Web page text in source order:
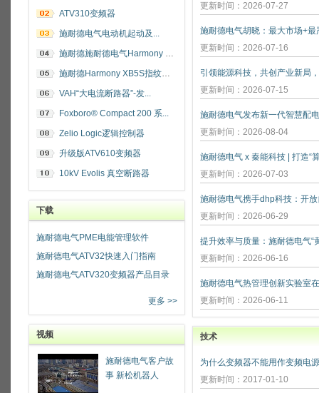
ATV310变频器
施耐德电气电动机起动及...
施耐德施耐德电气Harmony 指纹开关
施耐德Harmony XB5S指纹识别开关
VAH“大电流断路器”-发...
Foxboro® Compact 200 系...
Zelio Logic逻辑控制器
升级版ATV610变频器
10kV Evolis 真空断路器
下载
施耐德电气PME电能管理软件
施耐德电气ATV32快速入门指南
施耐德电气ATV320变频器产品目录
更多 >>
视频
施耐德电气客户故
事 新松机器人
更新时间：2026-07-27
更新时间：2026-07-16
更新时间：2026-07-15
施耐德电气发布新一代智慧配
更新时间：2026-08-04
施耐德电气 x 秦能科技 | 打造“
更新时间：2026-07-03
更新时间：2026-06-29
更新时间：2026-06-16
更新时间：2026-06-11
技术
为什么变频器不能用作变频电
更新时间：2017-01-10